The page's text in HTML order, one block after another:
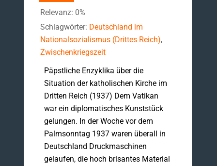
Relevanz: 0%
Schlagwörter: Deutschland im
Nationalsozialismus (Drittes Reich),
Zwischenkriegszeit
Päpstliche Enzyklika über die
Situation der katholischen Kirche im
Dritten Reich (1937) Dem Vatikan
war ein diplomatisches Kunststück
gelungen. In der Woche vor dem
Palmsonntag 1937 waren überall in
Deutschland Druckmaschinen
gelaufen, die hoch brisantes Material